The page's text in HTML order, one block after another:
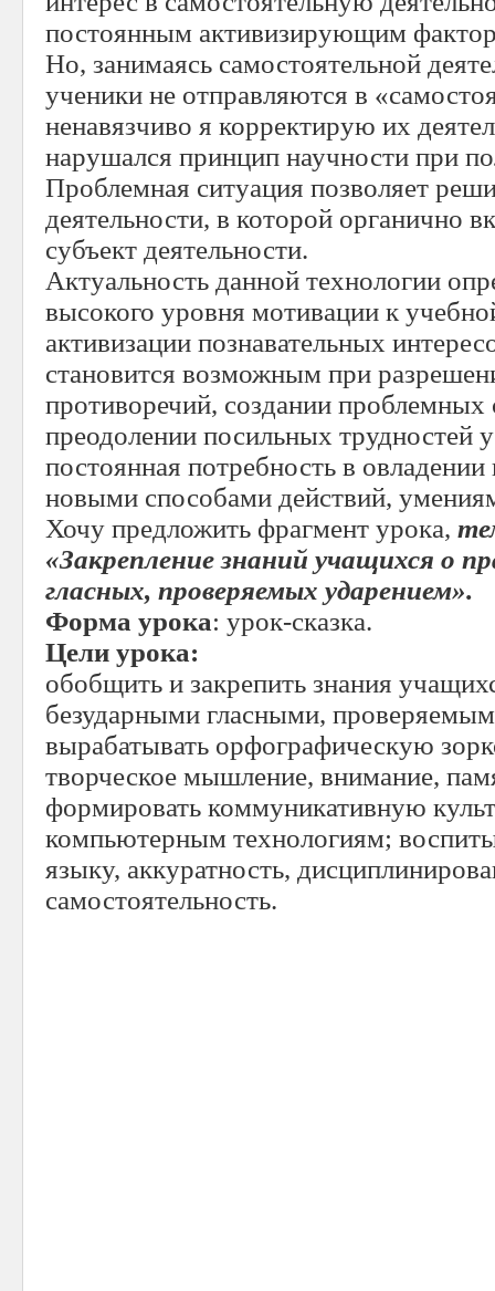
постоянным активизирующим
Но, занимаясь самостоятельной
ученики не отправляются в
ненавязчиво я корректирую их
нарушался принцип научности при
Проблемная ситуация позволяет
деятельности, в которой органично
субъект деятельности.
Актуальность данной технологии
высокого уровня мотивации к
активизации познавательных
становится возможным при
противоречий, создании проблемных
преодолении посильных трудностей
постоянная потребность в
новыми способами действий,
Хочу предложить фрагмент урока,
«Закрепление знаний учащихся о
гласных, проверяемых ударением».
Форма урока: урок-сказка.
Цели урока:
обобщить и закрепить знания
безударными гласными,
вырабатывать орфографическую
творческое мышление, внимание,
формировать коммуникативную
компьютерным технологиям;
языку, аккуратность,
самостоятельность.